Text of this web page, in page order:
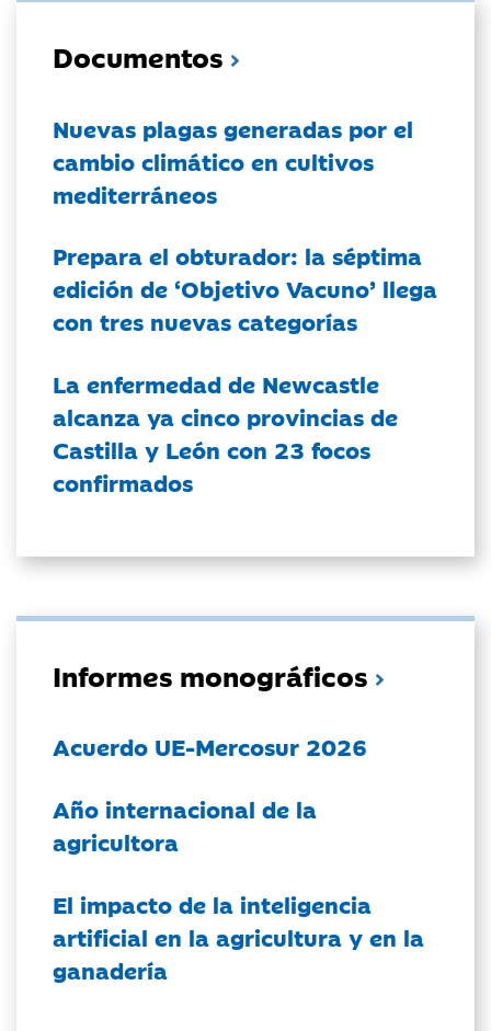
Documentos
Nuevas plagas generadas por el
cambio climático en cultivos
mediterráneos
Prepara el obturador: la séptima
edición de ‘Objetivo Vacuno’ llega
con tres nuevas categorías
La enfermedad de Newcastle
alcanza ya cinco provincias de
Castilla y León con 23 focos
confirmados
Informes monográficos
Acuerdo UE-Mercosur 2026
Año internacional de la
agricultora
El impacto de la inteligencia
artificial en la agricultura y en la
ganadería